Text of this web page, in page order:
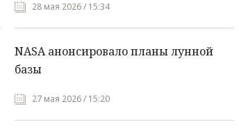
28 мая 2026 / 15:34
NASA анонсировало планы лунной
базы
27 мая 2026 / 15:20